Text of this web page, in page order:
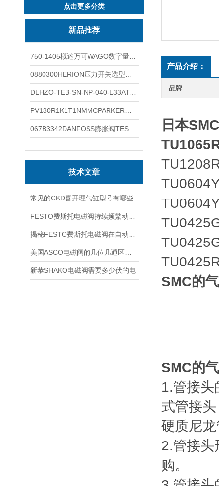
点击更多分类
新品推荐
技术文章
常见的CKD喜开理气缸型号有哪些
新恭SHAKO电磁阀需要多少伏的电
产品介绍：
品牌
日本
SMC的
SMC的
1.管接头
式管接
硬质尼
2.管接头
购。